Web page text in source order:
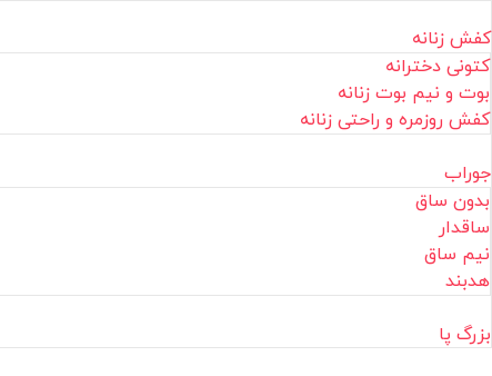
کفش زنانه
کتونی دخترانه
بوت و نیم بوت زنانه
کفش روزمره و راحتی زنانه
جوراب
بدون ساق
ساقدار
نیم ساق
هدبند
بزرگ پا